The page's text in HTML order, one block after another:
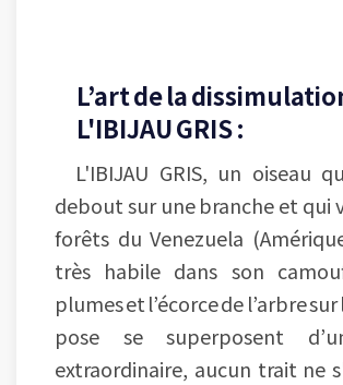
L’art de la
L'IBIJAU GRIS :
L'IBIJAU GRIS, un oiseau
debout sur une branche et qui
forêts du Venezuela
très habile dans son
plumes et l’écorce de l’arbre sur
pose se superposent
extraordinaire, aucun trait ne